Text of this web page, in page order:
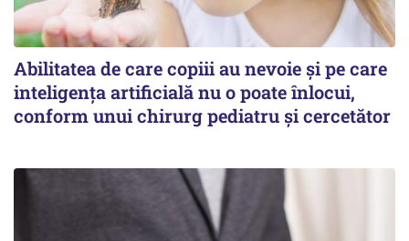
Abilitatea de care copiii au nevoie și pe care
inteligența artificială nu o poate înlocui,
conform unui chirurg pediatru și cercetător